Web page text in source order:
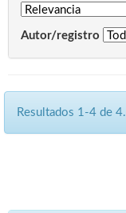
Autor/registro
Resultados 1-4 de 4.